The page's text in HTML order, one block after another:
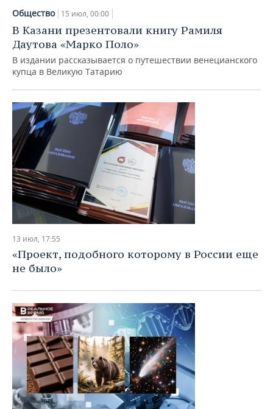
Общество 15 июл, 00:00
В Казани презентовали книгу Рамиля
Даутова «Марко Поло»
В издании рассказывается о путешествии венецианского
купца в Великую Татарию
13 июл, 17:55
«Проект, подобного которому в России еще
не было»